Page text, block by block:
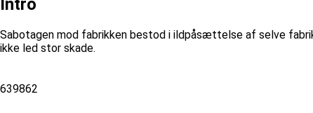
Intro
Sabotagen mod fabrikken bestod i ildpåsættelse af selve
ikke led stor skade.
639862